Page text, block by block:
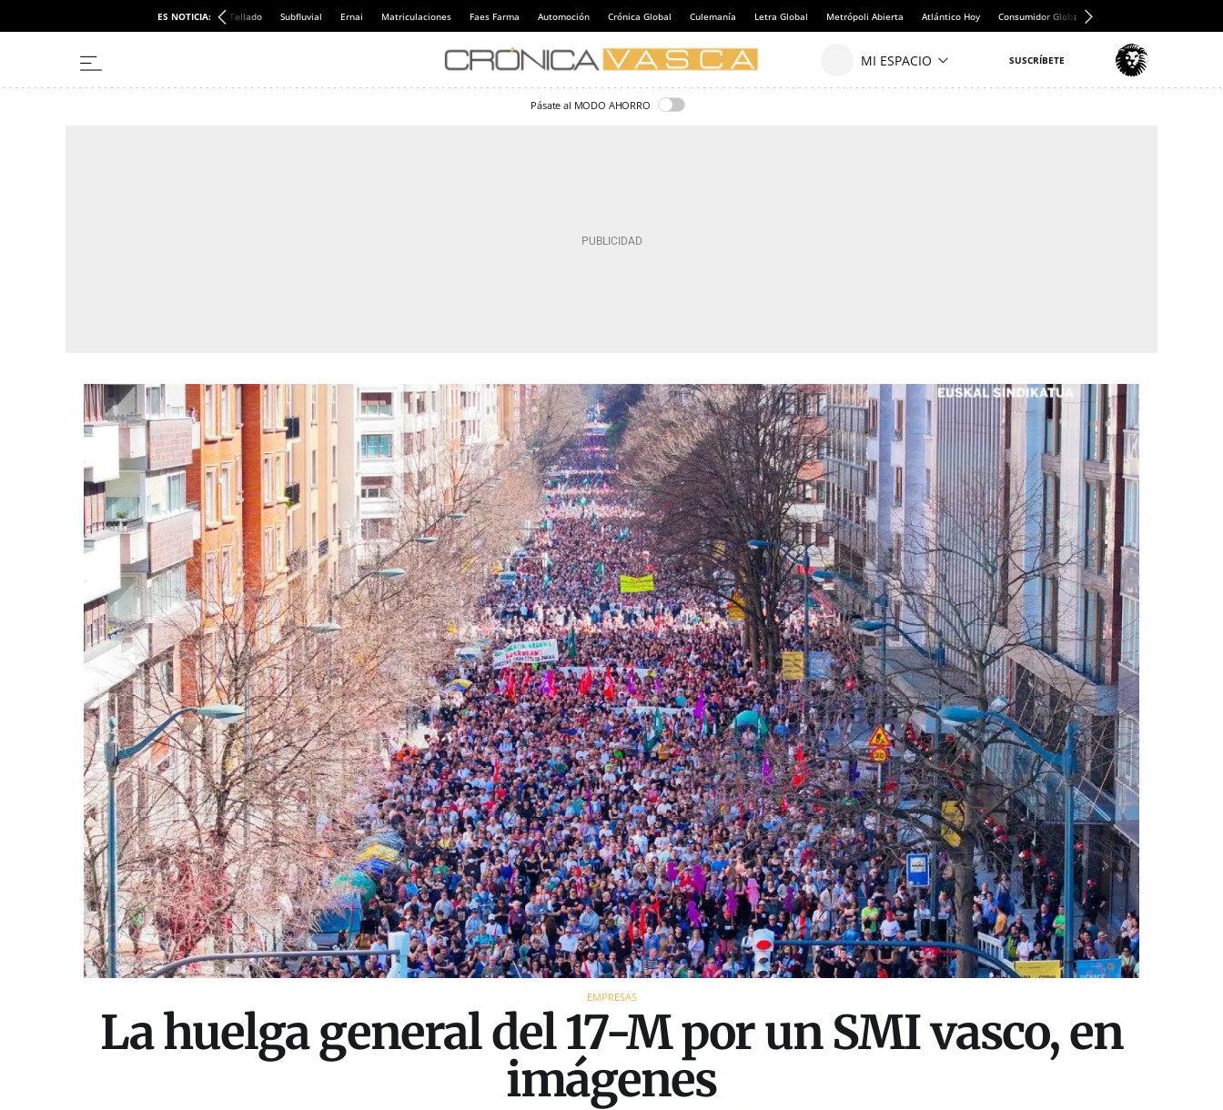
ES NOTICIA: Tellado Subfluvial Ernai Matriculaciones Faes Farma Automoción Crónica Global Culemanía Letra Global Metrópoli Abierta Atlántico Hoy Consumidor Global
Pásate al MODO AHORRO
EMPRESAS
La huelga general del 17-M por un SMI vasco, en
imágenes